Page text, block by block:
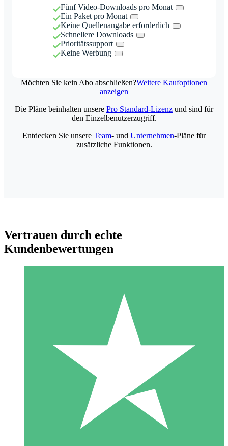
Fünf Video-Downloads pro Monat
Ein Paket pro Monat
Keine Quellenangabe erforderlich
Schnellere Downloads
Prioritätssupport
Keine Werbung
Möchten Sie kein Abo abschließen?Weitere Kaufoptionen
anzeigen
Individuelle Credit-Pakete
Zahlen Sie nach Bedarf mit Download-Credits. Keine
monatliche Verpflichtung erforderlich.
10 00
Die Pläne beinhalten unsere Pro Standard-Lizenz und sind für
den Einzelbenutzerzugriff.
Entdecken Sie unsere Team- und Unternehmen-Pläne für
zusätzliche Funktionen.
Vertrauen durch echte
Kundenbewertungen